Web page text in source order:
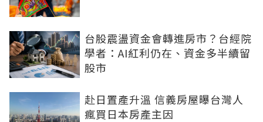
台股震盪資金會轉進房市？台經院
學者：AI紅利仍在、資金多半續留
股市
赴日置產升溫 信義房屋曝台灣人
瘋買日本房產主因